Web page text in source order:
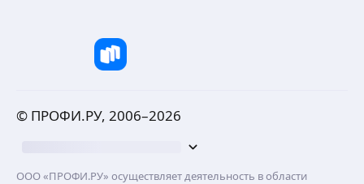
© ПРОФИ.РУ, 2006–2026
ООО «ПРОФИ.РУ» осуществляет деятельность в области